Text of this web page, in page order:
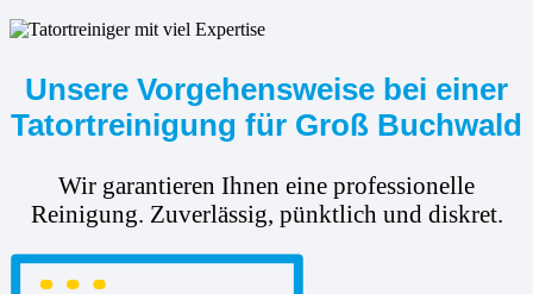
Unsere Vorgehensweise bei einer
Tatortreinigung für Groß Buchwald
Wir garantieren Ihnen eine professionelle
Reinigung. Zuverlässig, pünktlich und diskret.